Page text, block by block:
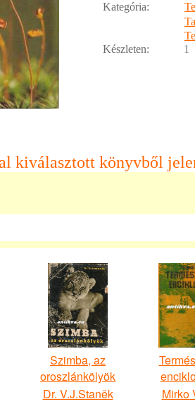
Kategória:
Készleten:
1
kiválasztott könyvből
Szimba, az
oroszlánkölyök
Dr. V.J.Staněk
Mirko